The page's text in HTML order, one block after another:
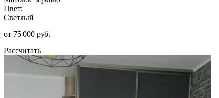
Цвет:
Светлый
от 75 000 руб.
Рассчитать